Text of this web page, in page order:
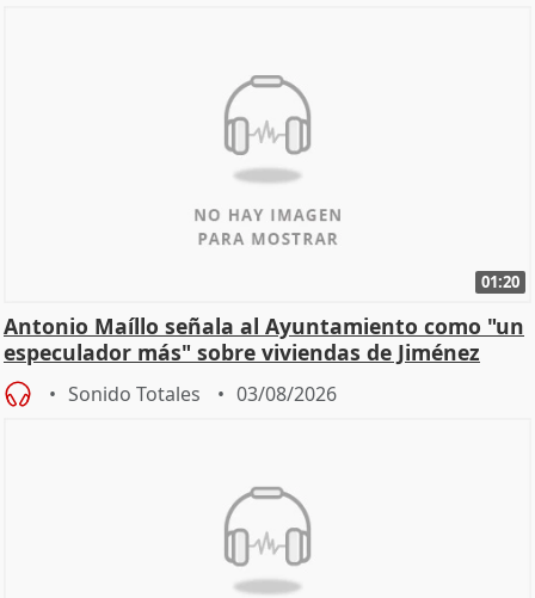
01:20
Antonio Maíllo señala al Ayuntamiento como "un
especulador más" sobre viviendas de Jiménez
Becerril
Sonido Totales 03/08/2026